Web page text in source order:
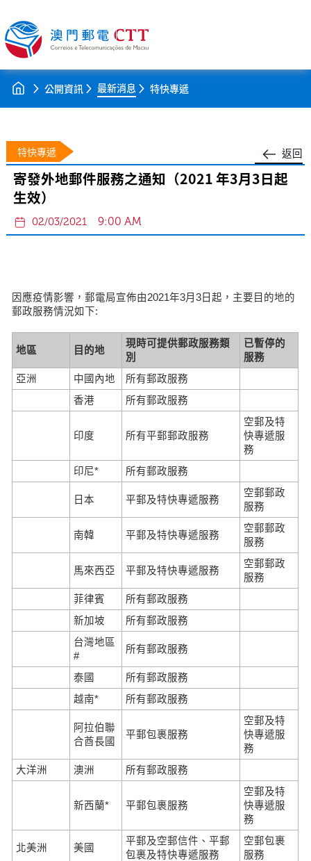
公開資訊 最新消息 特快專遞
返回
特快專遞
寄發外地郵件服務之通知（2021 年3月3日起
生效）
02/03/2021 9:00 AM
因應疫情影響，郵電局宣佈由2021年3月3日起，主要目的地的
郵政服務情況如下:
地區 目的地
現時可提供郵政服務類
別
已暫停的
服務
亞洲
中國內地
所有郵政服務
香港
所有郵政服務
印度 所有平郵郵政服務
空郵及特
快專遞服
務
印尼*
所有郵政服務
日本 平郵及特快專遞服務
空郵郵政
服務
南韓 平郵及特快專遞服務
空郵郵政
服務
馬來西亞 平郵及特快專遞服務
空郵郵政
服務
菲律賓
所有郵政服務
新加坡
所有郵政服務
台灣地區
#
所有郵政服務
泰國
所有郵政服務
越南*
所有郵政服務
阿拉伯聯
合酋長國
平郵包裹服務
空郵及特
快專遞服
務
大洋洲
澳洲 所有郵政服務
新西蘭* 平郵包裹服務
空郵及特
快專遞服
務
北美洲 美國
平郵及空郵信件、平郵
包裹及特快專遞服務
空郵包裹
服務